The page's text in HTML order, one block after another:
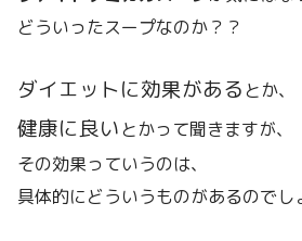
どういったスープなのか？？
ダイエットに効果があるとか、
健康に良いとかって聞きますが、
その効果っていうのは、
具体的にどういうものがあるのでし